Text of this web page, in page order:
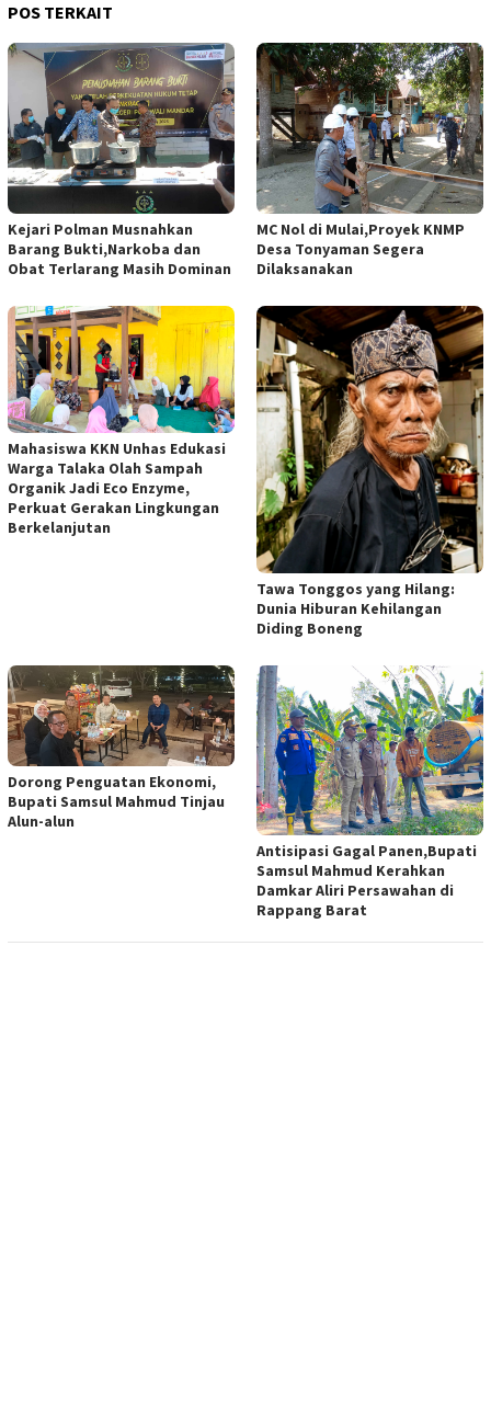
POS TERKAIT
Kejari Polman Musnahkan
Barang Bukti,Narkoba dan
Obat Terlarang Masih Dominan
MC Nol di Mulai,Proyek KNMP
Desa Tonyaman Segera
Dilaksanakan
Mahasiswa KKN Unhas Edukasi
Warga Talaka Olah Sampah
Organik Jadi Eco Enzyme,
Perkuat Gerakan Lingkungan
Berkelanjutan
Tawa Tonggos yang Hilang:
Dunia Hiburan Kehilangan
Diding Boneng
Dorong Penguatan Ekonomi,
Bupati Samsul Mahmud Tinjau
Alun-alun
Antisipasi Gagal Panen,Bupati
Samsul Mahmud Kerahkan
Damkar Aliri Persawahan di
Rappang Barat